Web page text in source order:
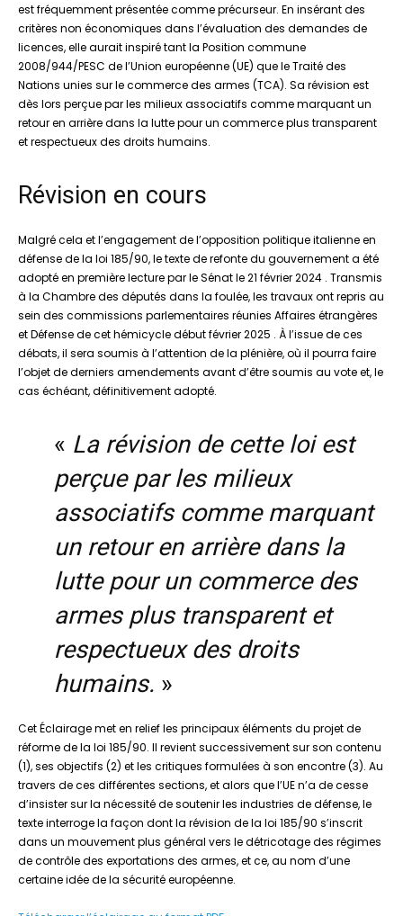
est fréquemment présentée comme précurseur. En insérant des
critères non économiques dans l’évaluation des demandes de
licences, elle aurait inspiré tant la Position commune
2008/944/PESC de l’Union européenne (UE) que le Traité des
Nations unies sur le commerce des armes (TCA). Sa révision est
dès lors perçue par les milieux associatifs comme marquant un
retour en arrière dans la lutte pour un commerce plus transparent
et respectueux des droits humains.
Révision en cours
Malgré cela et l’engagement de l’opposition politique italienne en
défense de la loi 185/90, le texte de refonte du gouvernement a été
adopté en première lecture par le Sénat le 21 février 2024 . Transmis
à la Chambre des députés dans la foulée, les travaux ont repris au
sein des commissions parlementaires réunies Affaires étrangères
et Défense de cet hémicycle début février 2025 . À l’issue de ces
débats, il sera soumis à l’attention de la plénière, où il pourra faire
l’objet de derniers amendements avant d’être soumis au vote et, le
cas échéant, définitivement adopté.
« La révision de cette loi est
perçue par les milieux
associatifs comme marquant
un retour en arrière dans la
lutte pour un commerce des
armes plus transparent et
respectueux des droits
humains. »
Cet Éclairage met en relief les principaux éléments du projet de
réforme de la loi 185/90. Il revient successivement sur son contenu
(1), ses objectifs (2) et les critiques formulées à son encontre (3). Au
travers de ces différentes sections, et alors que l’UE n’a de cesse
d’insister sur la nécessité de soutenir les industries de défense, le
texte interroge la façon dont la révision de la loi 185/90 s’inscrit
dans un mouvement plus général vers le détricotage des régimes
de contrôle des exportations des armes, et ce, au nom d’une
certaine idée de la sécurité européenne.